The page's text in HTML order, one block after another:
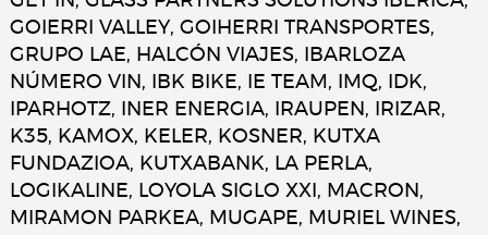
GOIERRI VALLEY, GOIHERRI TRANSPORTES,
GRUPO LAE, HALCÓN VIAJES, IBARLOZA
NÚMERO VIN, IBK BIKE, IE TEAM, IMQ, IDK,
IPARHOTZ, INER ENERGIA, IRAUPEN, IRIZAR,
K35, KAMOX, KELER, KOSNER, KUTXA
FUNDAZIOA, KUTXABANK, LA PERLA,
LOGIKALINE, LOYOLA SIGLO XXI, MACRON,
MIRAMON PARKEA, MUGAPE, MURIEL WINES,